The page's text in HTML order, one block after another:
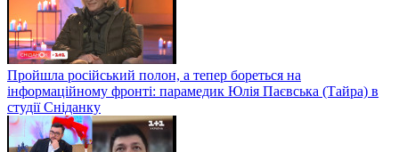
Пройшла російський полон, а тепер бореться на
інформаційному фронті: парамедик Юлія Паєвська (Тайра) в
студії Сніданку